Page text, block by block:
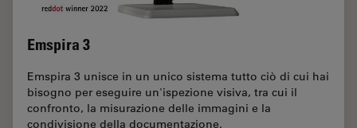
Emspira 3
Emspira 3 unisce in un unico sistema tutto ciò di cui hai
bisogno per eseguire un'ispezione visiva, tra cui il
confronto, la misurazione delle immagini e la
condivisione della documentazione.